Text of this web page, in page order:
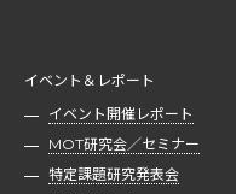
イベント＆レポート
イベント開催レポート
MOT研究会／セミナー
特定課題研究発表会